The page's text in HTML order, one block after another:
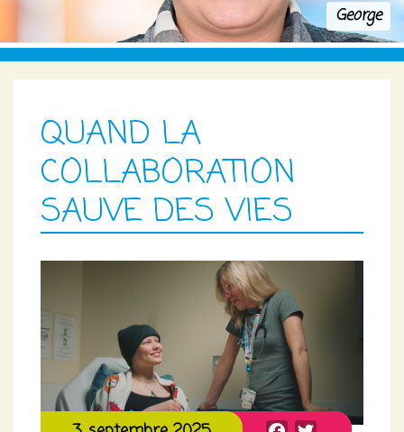
George
QUAND LA
COLLABORATION
SAUVE DES VIES
Facebook
Twitter